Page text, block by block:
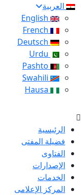
العربية
الرئيسية
فضيلة المفتى
الفتاوى
الإصدارات
الخدمات
المركز الإعلامى